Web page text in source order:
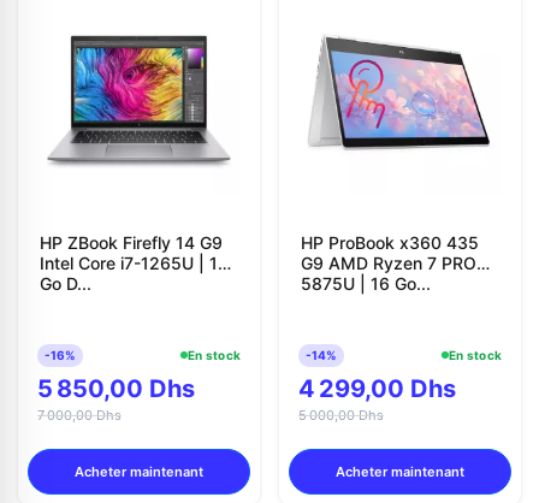
HP ZBook Firefly 14 G9
Intel Core i7-1265U | 16
Go D...
-16% En stock
5 850,00 Dhs
7 000,00 Dhs
Acheter maintenant
HP ProBook x360 435
G9 AMD Ryzen 7 PRO
5875U | 16 Go...
-14% En stock
4 299,00 Dhs
5 000,00 Dhs
Acheter maintenant